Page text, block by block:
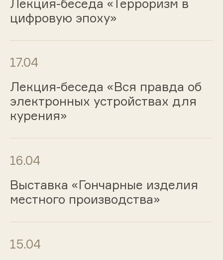
Лекция-беседа «Терроризм в
цифровую эпоху»
17.04
Лекция-беседа «Вся правда об
электронных устройствах для
курения»
16.04
Выставка «Гончарные изделия
местного производства»
15.04